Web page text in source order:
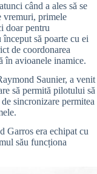
când a ales să se
vremuri, primele
doar pentru
să poarte cu ei
de coordonarea
în avioanele inamice.
Saunier, a venit
să permită pilotului să
sincronizare permitea
Garros era echipat cu
său funcționa